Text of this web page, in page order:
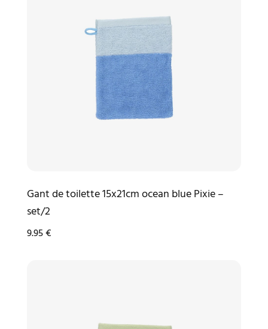
Gant de toilette 15x21cm ocean blue Pixie –
set/2
9.95€